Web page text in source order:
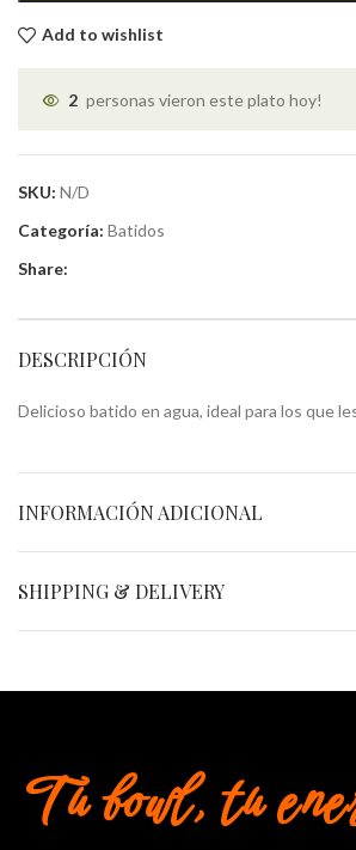
Add to wishlist
2 personas vieron este plato hoy!
SKU: N/D
Categoría: Batidos
Share:
DESCRIPCIÓN
Delicioso batido en agua, ideal para los que
INFORMACIÓN ADICIONAL
SHIPPING & DELIVERY
Tu bowl, tu